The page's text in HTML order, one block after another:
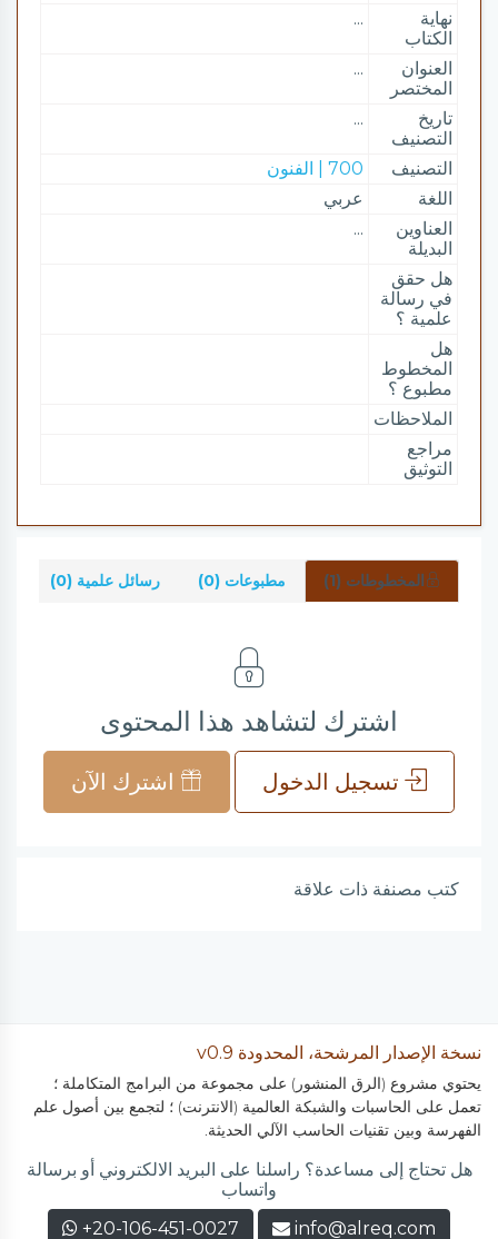
نهاية
الكتاب
...
العنوان
المختصر
...
تاريخ
التصنيف
...
التصنيف
700 | الفنون
اللغة
عربي
العناوين
البديلة
...
هل حقق
في رسالة
علمية ؟
هل
المخطوط
مطبوع ؟
الملاحظات
مراجع
التوثيق
المخطوطات (1) مطبوعات (0) رسائل علمية (0)
اشترك لتشاهد هذا المحتوى
تسجيل الدخول اشترك الآن
كتب مصنفة ذات علاقة
نسخة الإصدار المرشحة، المحدودة v0.9
يحتوي مشروع (الرق المنشور) على مجموعة من البرامج المتكاملة ؛
تعمل على الحاسبات والشبكة العالمية (الانترنت) ؛ لتجمع بين أصول علم
الفهرسة وبين تقنيات الحاسب الآلي الحديثة.
هل تحتاج إلى مساعدة؟ راسلنا على البريد الالكتروني أو برسالة
واتساب
info@alreq.com
+20-106-451-0027